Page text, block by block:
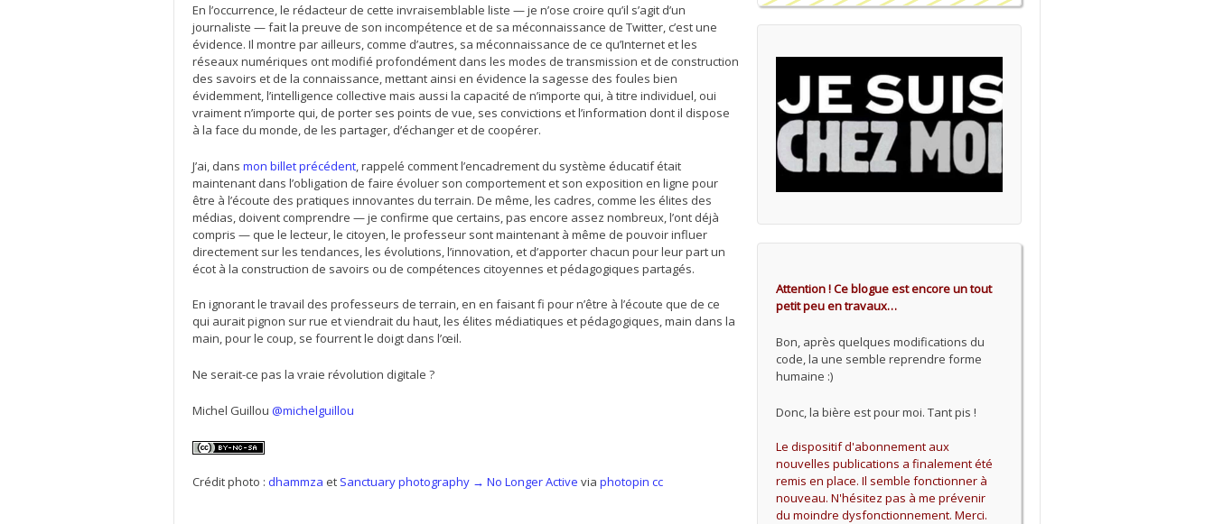
En l’occurrence, le rédacteur de cette invraisemblable liste — je n’ose croire qu’il s’agit d’un
journaliste — fait la preuve de son incompétence et de sa méconnaissance de Twitter, c’est une
évidence. Il montre par ailleurs, comme d’autres, sa méconnaissance de ce qu’Internet et les
réseaux numériques ont modifié profondément dans les modes de transmission et de construction
des savoirs et de la connaissance, mettant ainsi en évidence la sagesse des foules bien
évidemment, l’intelligence collective mais aussi la capacité de n’importe qui, à titre individuel, oui
vraiment n’importe qui, de porter ses points de vue, ses convictions et l’information dont il dispose
à la face du monde, de les partager, d’échanger et de coopérer.
J’ai, dans mon billet précédent , rappelé comment l’encadrement du système éducatif était
maintenant dans l’obligation de faire évoluer son comportement et son exposition en ligne pour
être à l’écoute des pratiques innovantes du terrain. De même, les cadres, comme les élites des
médias, doivent comprendre — je confirme que certains, pas encore assez nombreux, l’ont déjà
compris — que le lecteur, le citoyen, le professeur sont maintenant à même de pouvoir influer
directement sur les tendances, les évolutions, l’innovation, et d’apporter chacun pour leur part un
écot à la construction de savoirs ou de compétences citoyennes et pédagogiques partagés.
En ignorant le travail des professeurs de terrain, en en faisant fi pour n’être à l’écoute que de ce
qui aurait pignon sur rue et viendrait du haut, les élites médiatiques et pédagogiques, main dans la
main, pour le coup, se fourrent le doigt dans l’œil.
Ne serait-ce pas la vraie révolution digitale ?
Michel Guillou @michelguillou
Crédit photo : dhammza et Sanctuary photography → No Longer Active via photopin cc
Attention ! Ce blogue est encore un tout
petit peu en travaux…
Bon, après quelques modifications du
code, la une semble reprendre forme
humaine :)
Donc, la bière est pour moi. Tant pis !
Le dispositif d'abonnement aux
nouvelles publications a finalement été
remis en place. Il semble fonctionner à
nouveau. N'hésitez pas à me prévenir
du moindre dysfonctionnement. Merci.